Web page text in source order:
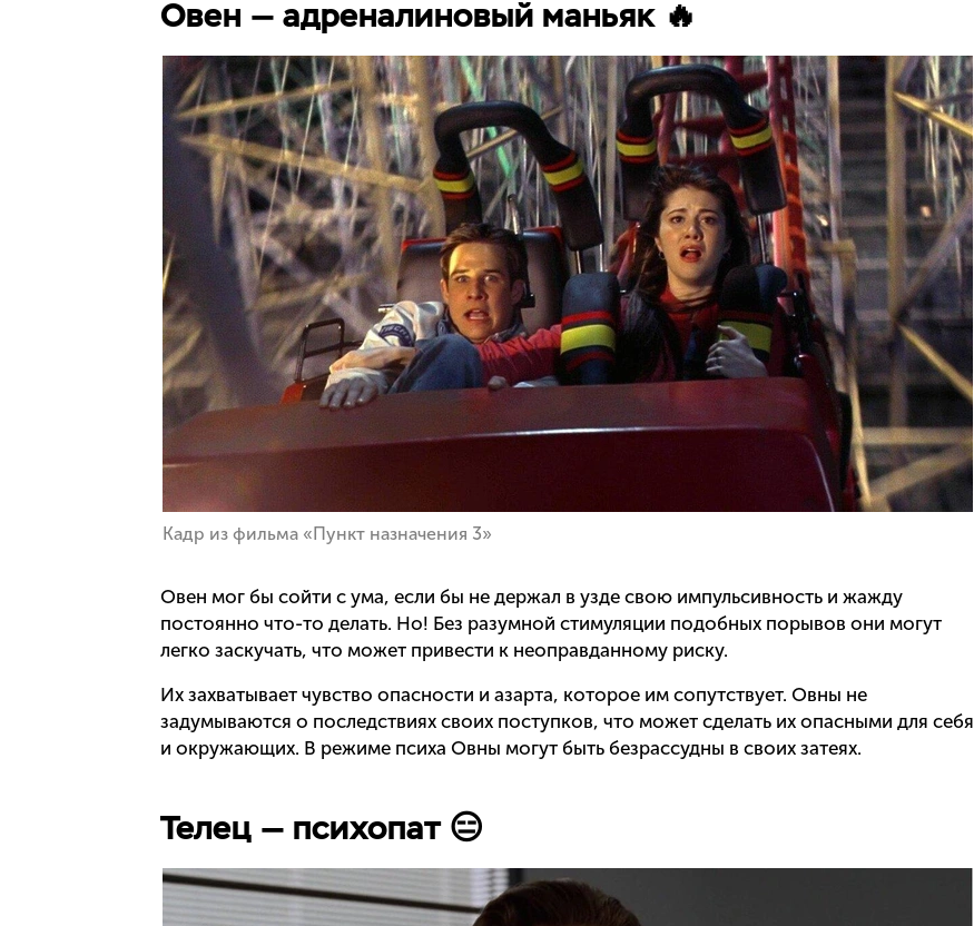
Овен — адреналиновый маньяк 🔥
Кадр из фильма «Пункт назначения 3»
Овен мог бы сойти с ума, если бы не держал в узде свою импульсивность и жажду
постоянно что-то делать. Но! Без разумной стимуляции подобных порывов они могут
легко заскучать, что может привести к неоправданному риску.
Их захватывает чувство опасности и азарта, которое им сопутствует. Овны не
задумываются о последствиях своих поступков, что может сделать их опасными для себя
и окружающих. В режиме психа Овны могут быть безрассудны в своих затеях.
Телец — психопат 😑